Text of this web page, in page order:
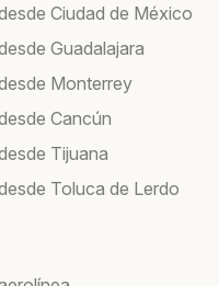
Ciudad de México
Guadalajara
Monterrey
Cancún
Tijuana
Toluca de Lerdo